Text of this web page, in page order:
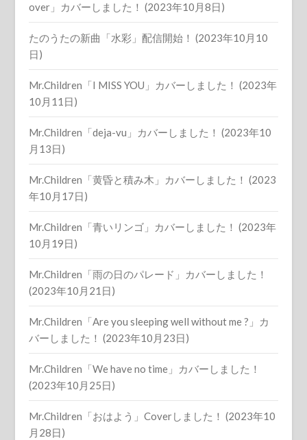
over」カバーしました！ (2023年10月8日)
たのうたの新曲「水彩」配信開始！ (2023年10月10
日)
Mr.Children「I MISS YOU」カバーしました！ (2023年
10月11日)
Mr.Children「deja-vu」カバーしました！ (2023年10
月13日)
Mr.Children「黄昏と積み木」カバーしました！ (2023
年10月17日)
Mr.Children「青いリンゴ」カバーしました！ (2023年
10月19日)
Mr.Children「雨の日のパレード」カバーしました！
(2023年10月21日)
Mr.Children「Are you sleeping well without me ?」カ
バーしました！ (2023年10月23日)
Mr.Children「We have no time」カバーしました！
(2023年10月25日)
Mr.Children「おはよう」Coverしました！ (2023年10
月28日)